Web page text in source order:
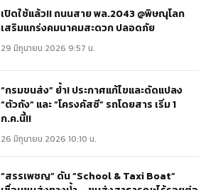
เปิดใช้แล้ว!! ถนนสาย พล.2043 @พิษณุโลก
เสริมแกร่งคมนาคมสะดวก ปลอดภัย
29 มิถุนายน 2026 9:57 น.
“กรมขนส่ง” ย้ำ! ประกาศแก้ไขและดัดแปลง
“ตัวถัง” และ “โครงคัสซี” รถโดยสาร เริ่ม 1
ก.ค.นี้!!
26 มิถุนายน 2026 10:10 น.
“สรรเพชญ” ดัน “School & Taxi Boat”